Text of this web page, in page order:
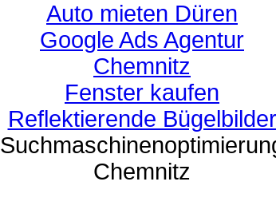
Auto mieten Düren
Google Ads Agentur
Chemnitz
Fenster kaufen
Reflektierende Bügelbilder
Chemnitz